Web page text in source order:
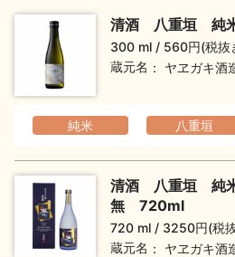
清酒 八重垣 純
300 ml
560円(税抜
蔵元名
ヤヱガキ酒
純米 八重垣
清酒 八重垣 純
無 720ml
720 ml
3250円(税
蔵元名
ヤヱガキ酒